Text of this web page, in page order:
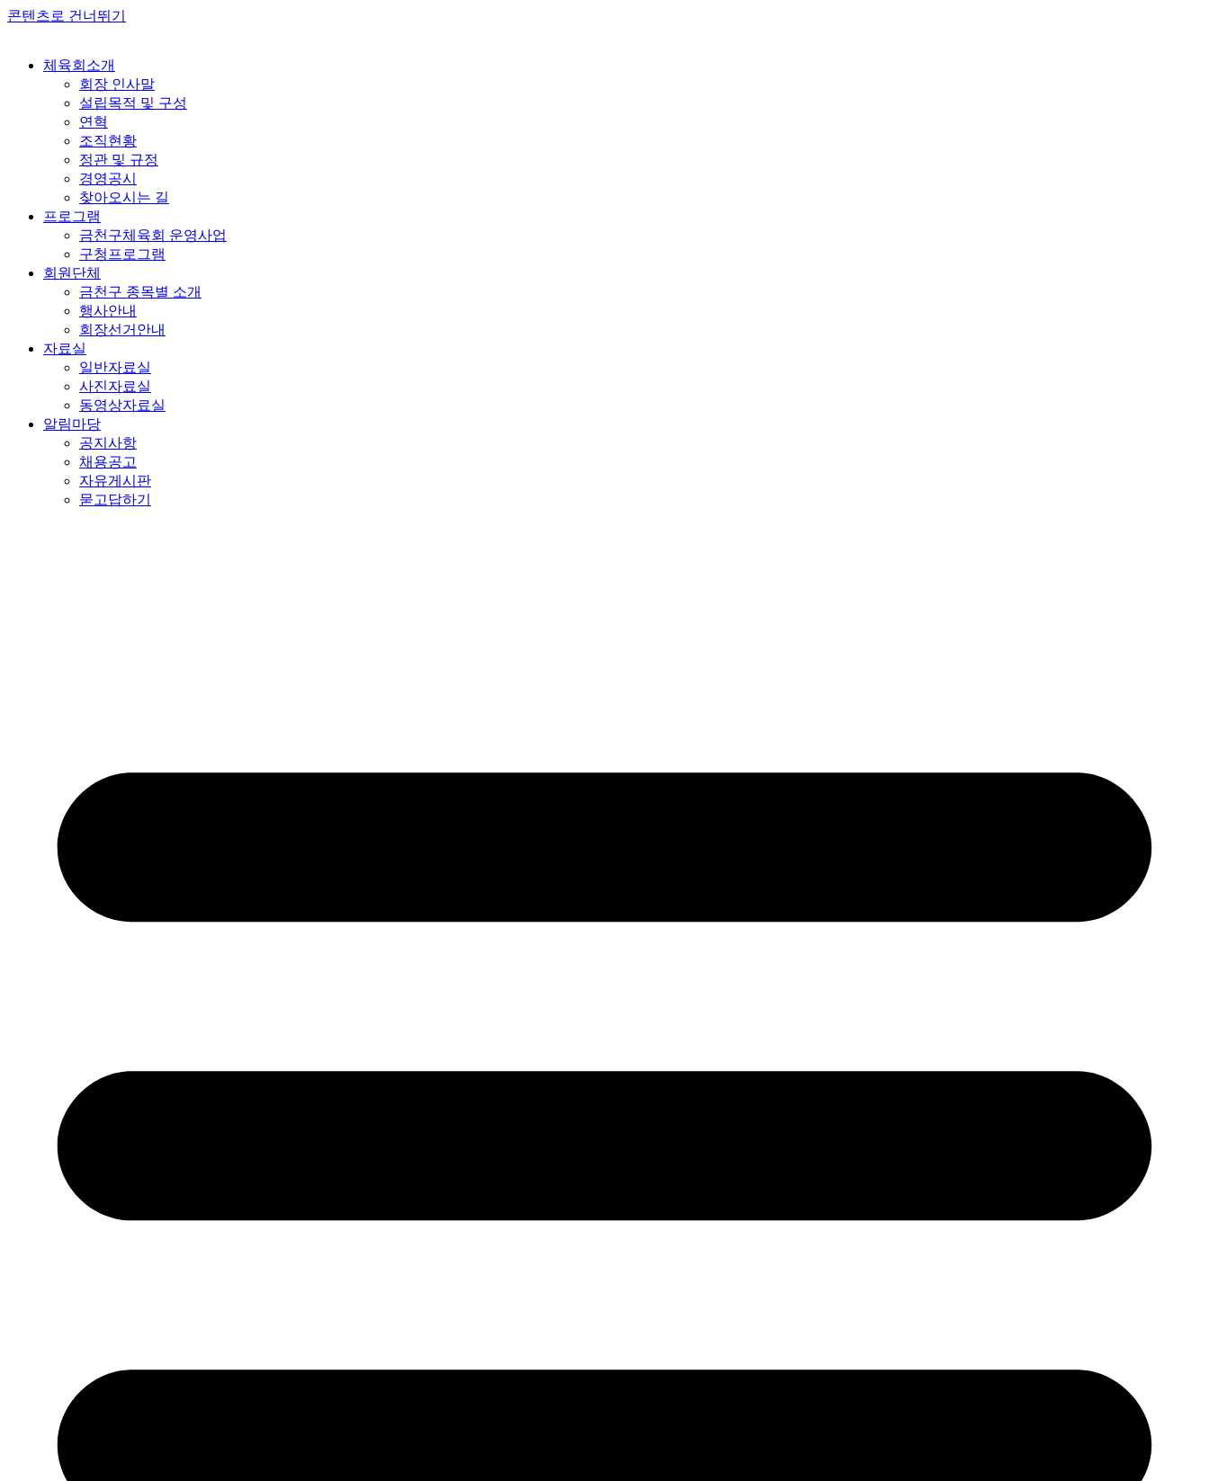
콘텐츠로 건너뛰기
체육회소개
회장 인사말
설립목적 및 구성
연혁
조직현황
정관 및 규정
경영공시
찾아오시는 길
프로그램
금천구체육회 운영사업
구청프로그램
회원단체
금천구 종목별 소개
행사안내
회장선거안내
자료실
일반자료실
사진자료실
동영상자료실
알림마당
공지사항
채용공고
자유게시판
묻고답하기